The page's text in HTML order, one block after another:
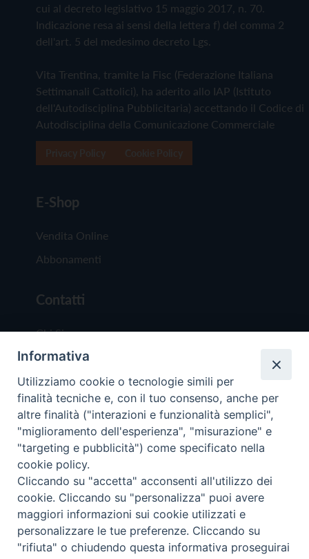
cui al decreto legislativo 15 maggio 2017, n. 70.
Indicazione resa ai sensi della lettera f) del comma 2
dell'art. 5 del medesimo decreto Lgs.
Vita Trentina, tramite la Fisc (Federazione Italiana
Settimanali Cattolici), ha aderito allo IAP (Istituto
dell'Autodisciplina Pubblicitaria) accettando il Codice di
Autodisciplina della Comunicazione Commerciale
E-Shop
Vendita Online
Abbonamenti
Contatti
Chi Siamo
Redazione
Scrivici
Copyright © 2019 - Tutti i diritti riservati - Vita
Trentina Editrice
Privacy Policy
Torna
Informativa
Utilizziamo cookie o tecnologie simili per
finalità tecniche e, con il tuo consenso, anche per
altre finalità ("interazioni e funzionalità semplici",
"miglioramento dell'esperienza", "misurazione" e
"targeting e pubblicità") come specificato nella
cookie policy.
Cliccando su "accetta" acconsenti all'utilizzo dei
cookie. Cliccando su "personalizza" puoi avere
maggiori informazioni sui cookie utilizzati e
personalizzare le tue preferenze. Cliccando su
"rifiuta" o chiudendo questa informativa proseguirai